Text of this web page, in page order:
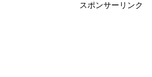
スポンサーリンク